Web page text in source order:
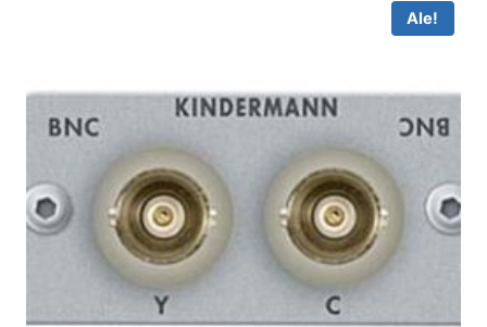
Ale!